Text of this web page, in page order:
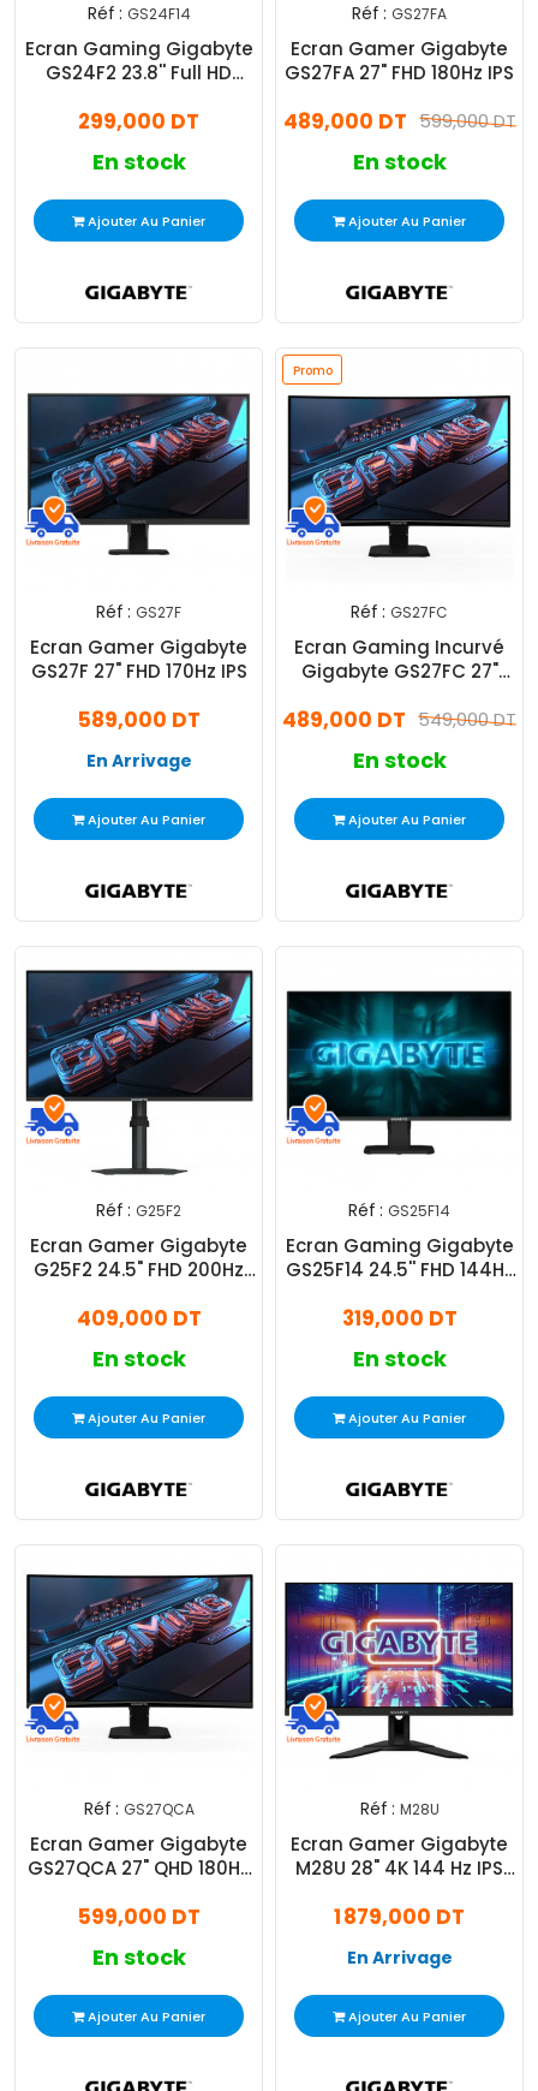
Réf : GS24F14
Ecran Gaming Gigabyte
GS24F2 23.8'' Full HD
299,000 DT
En stock
Ajouter Au Panier
Réf : GS27FA
Ecran Gamer Gigabyte
GS27FA 27" FHD 180Hz IPS
599,000 DT
489,000 DT
En stock
Ajouter Au Panier
Réf : GS27F
Ecran Gamer Gigabyte
GS27F 27" FHD 170Hz IPS
589,000 DT
En Arrivage
Ajouter Au Panier
Promo
Réf : GS27FC
Ecran Gaming Incurvé
Gigabyte GS27FC 27"
549,000 DT
489,000 DT
En stock
Ajouter Au Panier
Réf : G25F2
Ecran Gamer Gigabyte
G25F2 24.5" FHD 200Hz
409,000 DT
En stock
Ajouter Au Panier
Réf : GS25F14
Ecran Gaming Gigabyte
GS25F14 24.5'' FHD 144Hz
319,000 DT
En stock
Ajouter Au Panier
Réf : GS27QCA
Ecran Gamer Gigabyte
GS27QCA 27" QHD 180Hz
599,000 DT
En stock
Ajouter Au Panier
Réf : M28U
Ecran Gamer Gigabyte
M28U 28" 4K 144 Hz IPS
1 879,000 DT
En Arrivage
Ajouter Au Panier